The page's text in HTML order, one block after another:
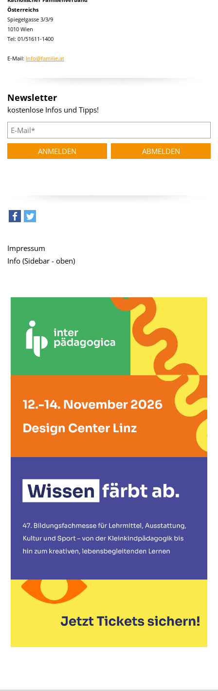
Österreichs
Spiegelgasse 3/3/9
1010 Wien
Tel: 01/51611-1400
E-Mail: info@familie.at
Newsletter
kostenlose Infos und Tipps!
Impressum
Info (Sidebar - oben)